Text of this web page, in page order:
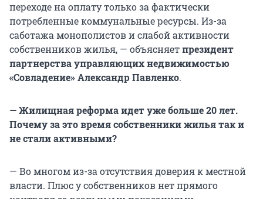
переходе на оплату только за фактически
потребленные коммунальные ресурсы. Из-за
саботажа монополистов и слабой активности
собственников жилья, — объясняетпрезидент
партнерства управляющих недвижимостью
«Совладение» Александр Павленко.
— Жилищная реформа идет уже больше 20 лет.
Почему за это время собственники жилья так и
не стали активными?
— Во многом из-за отсутствия доверия к местной
власти. Плюс у собственников нет прямого